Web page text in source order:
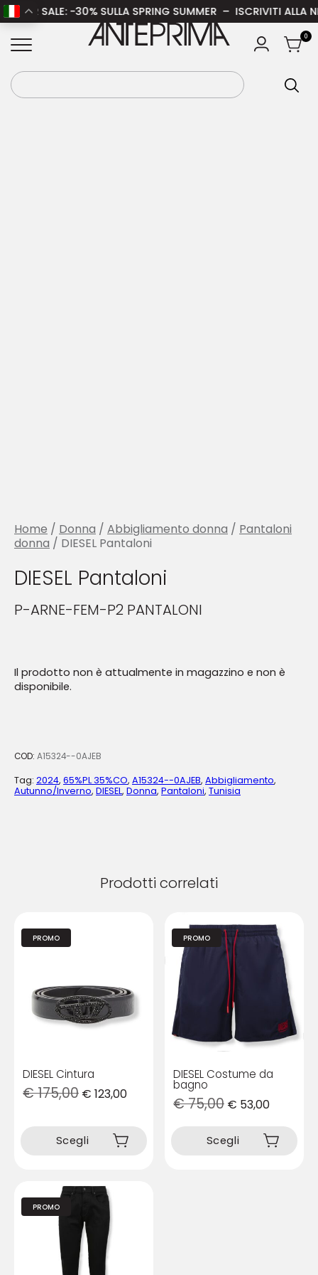
SALE: -30% SULLA SPRING SUMMER – ISCRIVITI ALLA
0
Home /Donna/Abbigliamento donna/Pantaloni
donna / DIESEL Pantaloni
Home / Donna / Abbigliamento donna / Pantaloni
donna / DIESEL Pantaloni
DIESEL Pantaloni
P-ARNE-FEM-P2 PANTALONI
Il prodotto non è attualmente in magazzino e non è
disponibile.
COD: A15324--0AJEB
Tag: 2024, 65%PL 35%CO, A15324--0AJEB, Abbigliamento,
Autunno/Inverno, DIESEL, Donna, Pantaloni, Tunisia
Prodotti correlati
PROMO
DIESEL Cintura
€175,00 € 123,00
Scegli
opzioni
possono
PROMO
DIESEL Costume da
bagno
€75,00 € 53,00
Scegli
prodotto
PROMO